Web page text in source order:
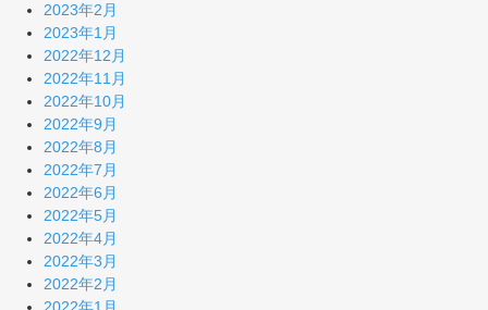
2023年2月
2023年1月
2022年12月
2022年11月
2022年10月
2022年9月
2022年8月
2022年7月
2022年6月
2022年5月
2022年4月
2022年3月
2022年2月